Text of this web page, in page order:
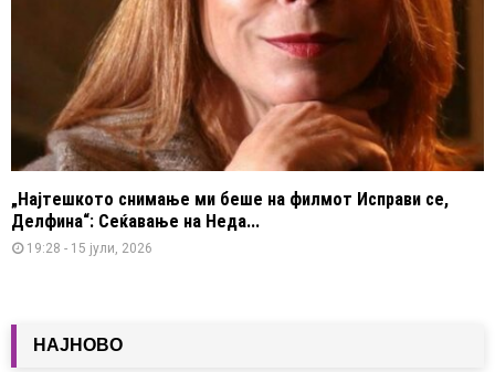
„Најтешкото снимање ми беше на филмот Исправи се,
Делфина“: Сеќавање на Неда...
19:28 - 15 јули, 2026
НАЈНОВО